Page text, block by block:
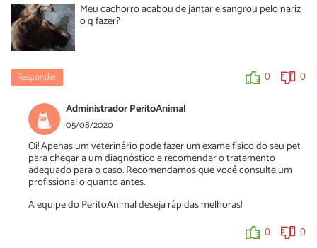
Meu cachorro acabou de jantar e sangrou pelo nariz
o q fazer?
Responder 0 0
Administrador PeritoAnimal
05/08/2020
Oi! Apenas um veterinário pode fazer um exame físico do seu pet
para chegar a um diagnóstico e recomendar o tratamento
adequado para o caso. Recomendamos que você consulte um
profissional o quanto antes.
A equipe do PeritoAnimal deseja rápidas melhoras!
0 0